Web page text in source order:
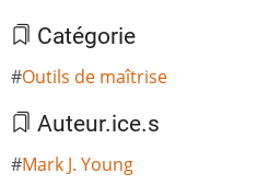
Catégorie
Outils de maîtrise
Auteur.ice.s
Mark J. Young